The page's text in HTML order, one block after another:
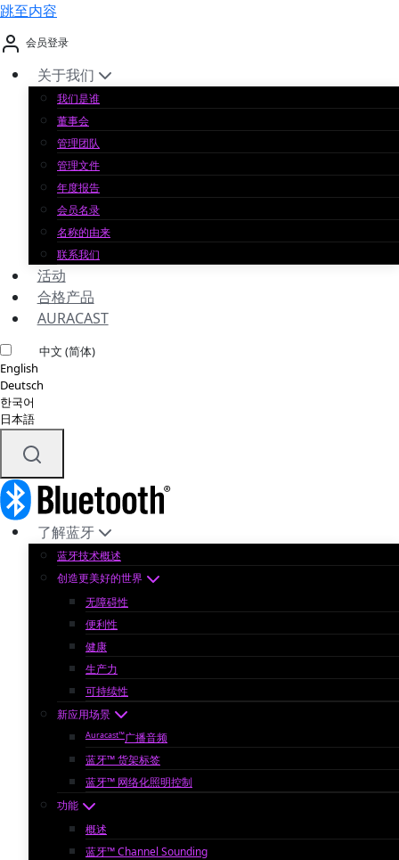
跳至内容
会员登录
关于我们
我们是谁
董事会
管理团队
管理文件
年度报告
会员名录
名称的由来
联系我们
活动
合格产品
AURACAST
中文 (简体)
English
Deutsch
한국어
日本語
了解蓝牙
蓝牙技术概述
创造更美好的世界
无障碍性
便利性
健康
生产力
可持续性
新应用场景
Auracast™广播音频
蓝牙™ 货架标签
蓝牙™ 网络化照明控制
功能
概述
蓝牙™ Channel Sounding